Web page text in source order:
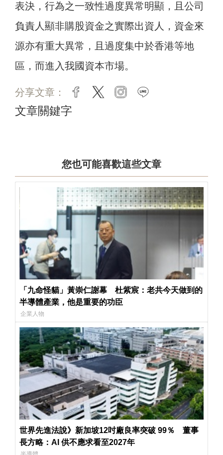
表決，行為之一致性過度異常明顯，且公司
負責人顯非購股資金之實際出資人，資金來
源亦有重大異常，且過度集中於香港等地
區，而進入我國資本市場。
分享文章： facebook
twitter instagram
文章關鍵字
您也可能喜歡這些文章
「九命怪貓」黃崇仁謝幕 杜紫宸：老共今天做到的
半導體產業，他是重要的功臣
企業人物
世界先進法說》新加坡12吋廠良率突破 99％ 董事
長方略：AI 供不應求看至2027年